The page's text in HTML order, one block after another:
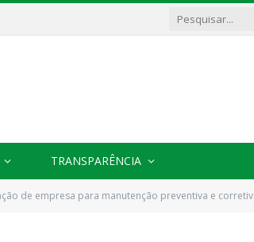
TRANSPARÊNCIA
manutenção preventiva e corretiva de ar condicionado e refrigeração em geral)